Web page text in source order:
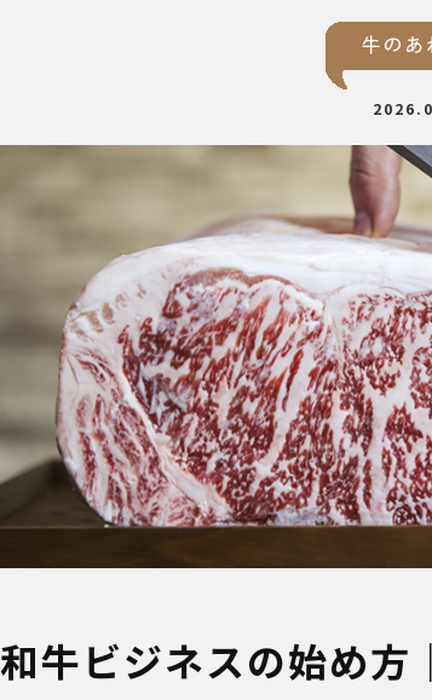
和牛ビジネスの始め方